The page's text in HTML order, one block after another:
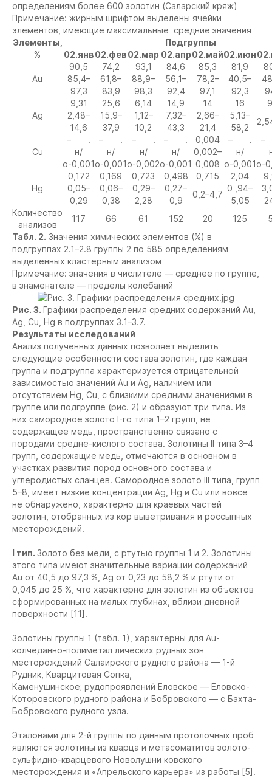
определениям более 600 золотин (Саларский кряж)
Примечание: жирным шрифтом выделены ячейки
элементов, имеющие максимальные средние значения
Элементы,
%
Подгруппы
02.янв02.фев02.мар 02.апр02.май02.июн
Au
90,5 74,2 93,1 84,6 85,3 81,9
85,4–
97,3
61,8–
83,9
88,9–
98,3
56,1–
92,4
78,2–
97,1
40,5–
92,3
Ag
9,31 25,6 6,14 14,9 14 16
2,48–
14,6
15,9–
37,9
1,12–
10,2
7,32–
43,3
2,66–
21,4
5,13–
58,2
Cu
– . – . – . – . 0,004 – .
н/
о-0,001
н/
о-0,001
н/
о-0,002
н/
о-0,001
0,002–
0,008
н/
о-0,001о-
Hg
0,172 0,169 0,723 0,498 0,715 2,04
0,05–
0,29
0,06–
0,38
0,29–
2,28
0,27–
0,9
0,2–4,7
0 ,94–
5,05
Количество
анализов
117 66 61 152 20 125
Табл. 2. Значения химических элементов (%) в
подгруппах 2.1–2.8 группы 2 по 585 определениям
выделенных кластерным анализом
Примечание: значения в числителе — среднее по группе,
в знаменателе — пределы колебаний
Рис. 3. Графики распределения средних содержаний Au,
Ag, Cu, Hg в подгруппах 3.1–3.7.
Результаты исследований
Анализ полученных данных позволяет выделить
следующие особенности состава золотин, где каждая
группа и подгруппа характеризуется отрицательной
зависимостью значений Au и Ag, наличием или
отсутствием Hg, Cu, с близкими средними значениями в
группе или подгруппе (рис. 2) и образуют три типа. Из
них самородное золото I-го типа 1–2 групп, не
содержащее медь, пространственно связано с
породами средне-кислого состава. Золотины II типа 3–4
групп, содержащие медь, отмечаются в основном в
участках развития пород основного состава и
углеродистых сланцев. Самородное золото III типа, групп
5–8, имеет низкие концентрации Ag, Hg и Cu или вовсе
не обнаружено, характерно для краевых частей
золотин, отобранных из кор выветривания и россыпных
месторождений.
I тип. Золото без меди, с ртутью группы 1 и 2. Золотины
этого типа имеют значительные вариации содержаний
Au от 40,5 до 97,3 %, Ag от 0,23 до 58,2 % и ртути от
0,045 до 25 %, что характерно для золотин из объектов
сформированных на малых глубинах, вблизи дневной
поверхности [11].
Золотины группы 1 (табл. 1), характерны для Au-
колчеданно-полиметал лических рудных зон
месторождений Салаирского рудного района — 1-й
Рудник, Кварцитовая Сопка,
Каменушинское; рудопроявлений Еловское — Еловско-
Которовского рудного района и Бобровского — с Бахта-
Бобровского рудного узла.
Эталонами для 2-й группы по данным протолочных проб
являются золотины из кварца и метасоматитов золото-
сульфидно-кварцевого Новолушни ковского
месторождения и «Апрельского карьера» из работы [5].